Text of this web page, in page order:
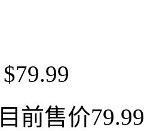
$79.99
前售价